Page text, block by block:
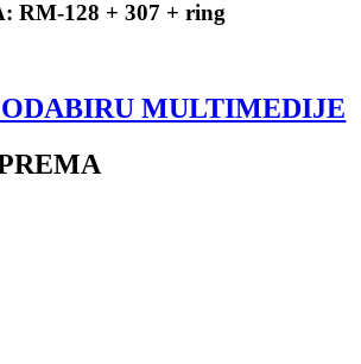
RM-128 + 307 + ring
MULTIMEDIJE